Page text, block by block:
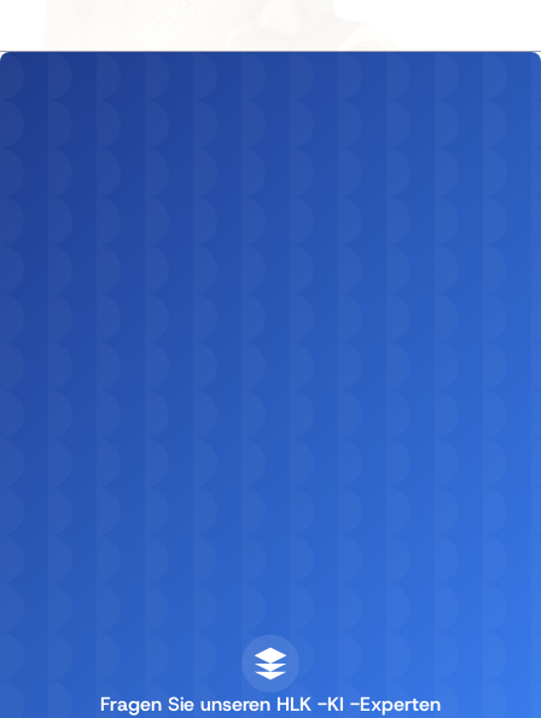
Fragen Sie unseren HLK -KI -Experten